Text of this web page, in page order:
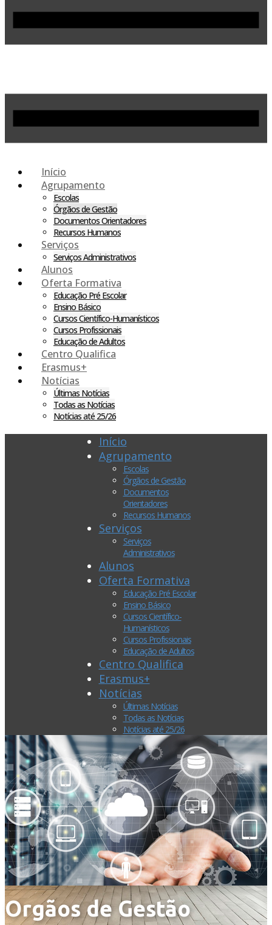
Início
Agrupamento
Escolas
Órgãos de Gestão
Documentos Orientadores
Recursos Humanos
Serviços
Serviços Administrativos
Alunos
Oferta Formativa
Educação Pré Escolar
Ensino Básico
Cursos Científico-Humanísticos
Cursos Profissionais
Educação de Adultos
Centro Qualifica
Erasmus+
Notícias
Últimas Notícias
Todas as Notícias
Notícias até 25/26
Início
Agrupamento
Escolas
Órgãos de Gestão
Documentos
Orientadores
Recursos Humanos
Serviços
Serviços
Administrativos
Alunos
Oferta Formativa
Educação Pré Escolar
Ensino Básico
Cursos Científico-
Humanísticos
Cursos Profissionais
Educação de Adultos
Centro Qualifica
Erasmus+
Notícias
Últimas Notícias
Todas as Notícias
Notícias até 25/26
Orgãos de Gestão